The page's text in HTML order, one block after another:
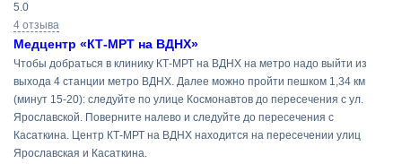
поиска
5.0
4 отзыва
Медцентр «КТ-МРТ на ВДНХ»
Чтобы добраться в клинику КТ-МРТ на ВДНХ на метро надо выйти из
выхода 4 станции метро ВДНХ. Далее можно пройти пешком 1,34 км
(минут 15-20): следуйте по улице Космонавтов до пересечения с ул.
Ярославской. Поверните налево и следуйте до пересечения с
Касаткина. Центр КТ-МРТ на ВДНХ находится на пересечении улиц
Ярославская и Касаткина.